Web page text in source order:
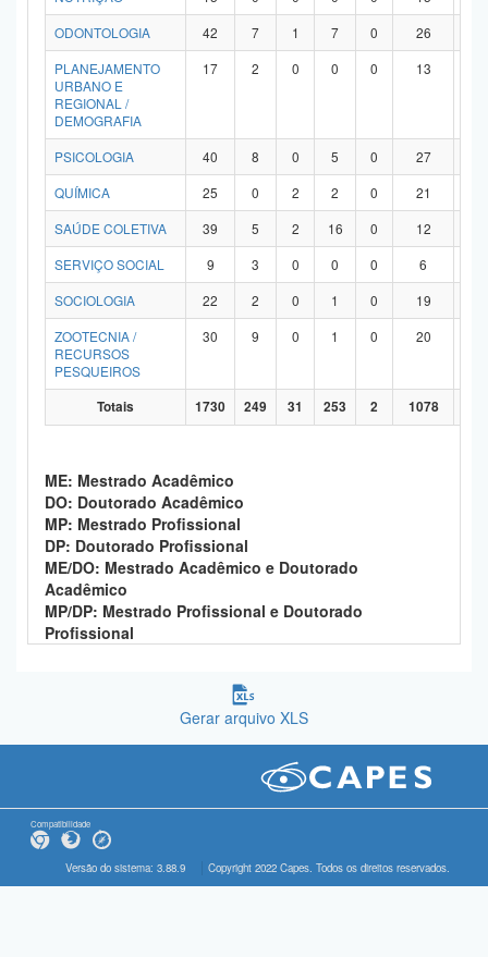
ODONTOLOGIA
42 7 1 7 0 26
PLANEJAMENTO
URBANO E
REGIONAL /
DEMOGRAFIA
17 2 0 0 0 13
PSICOLOGIA 40 8 0 5 0 27
QUÍMICA
25 0 2 2 0 21
SAÚDE COLETIVA
39 5 2 16 0 12
SERVIÇO SOCIAL
9 3 0 0 0 6
SOCIOLOGIA
22 2 0 1 0 19
ZOOTECNIA /
RECURSOS
PESQUEIROS
30 9 0 1 0 20
Totais 1730 249 31 253 2 1078
ME: Mestrado Acadêmico
DO: Doutorado Acadêmico
MP: Mestrado Profissional
DP: Doutorado Profissional
ME/DO: Mestrado Acadêmico e Doutorado
Acadêmico
MP/DP: Mestrado Profissional e Doutorado
Profissional
Gerar arquivo XLS
Compatibilidade
Versão do sistema: 3.88.9 Copyright 2022 Capes. Todos os direitos reservados.